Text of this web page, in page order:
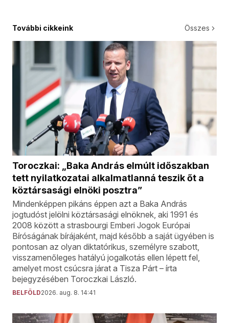
További cikkeink Összes
Toroczkai: „Baka András elmúlt időszakban
tett nyilatkozatai alkalmatlanná teszik őt a
köztársasági elnöki posztra”
Mindenképpen pikáns éppen azt a Baka András
jogtudóst jelölni köztársasági elnöknek, aki 1991 és
2008 között a strasbourgi Emberi Jogok Európai
Bíróságának bírájaként, majd később a saját ügyében is
pontosan az olyan diktatórikus, személyre szabott,
visszamenőleges hatályú jogalkotás ellen lépett fel,
amelyet most csúcsra járat a Tisza Párt – írta
bejegyzésében Toroczkai László.
BELFÖLD2026. aug. 8. 14:41